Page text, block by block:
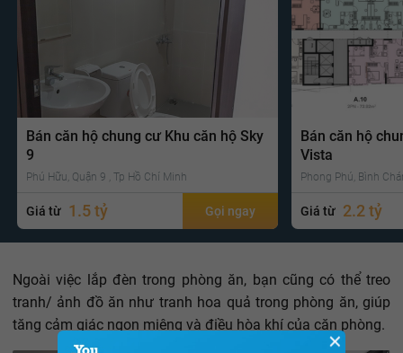
Bán căn hộ chung cư Khu căn hộ Sky
9
Phú Hữu, Quận 9 , Tp Hồ Chí Minh
Giá từ 1.5 tỷ Gọi ngay
Bán căn hộ
Vista
Phong Phú, Bình
Giá từ 2.2 tỷ
Ngoài việc lắp đèn trong phòng ăn, bạn cũng có thể treo
tranh/ ảnh đồ ăn như tranh hoa quả trong phòng ăn, giúp
tăng cảm giác ngon miệng và điều hòa khí của căn phòng.
✕